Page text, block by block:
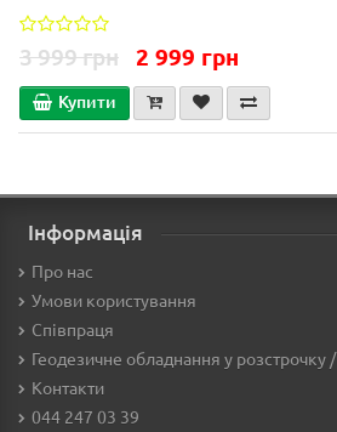
3 999 грн 2 999 грн
Купити
Інформація
Про нас
Умови користування
Співпраця
Геодезичне обладнання у розстрочку
Контакти
044 247 03 39